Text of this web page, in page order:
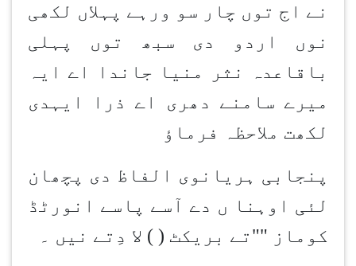
نے اج توں چار سو ورہے پہلاں لکھی
نوں اردو دی سبھ توں پہلی
باقاعدہ نثر منیا جاندا اے ایہ
میرے سامنے دھری اے ذرا ایہدی
لکھت ملاحظہ فرماؤ
پنجابی ہریانوی الفاظ دی پچھان
لئی اوہنا ں دے آسے پاسے انورٹڈ
کوماز ""تے بریکٹ ( ) لا دِتے نیں ۔